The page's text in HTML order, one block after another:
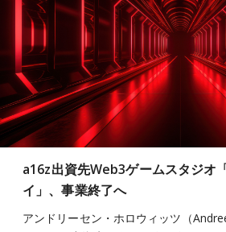
a16z出資先Web3ゲームスタジオ
イ」、事業終了へ
アンドリーセン・ホロウィッツ（